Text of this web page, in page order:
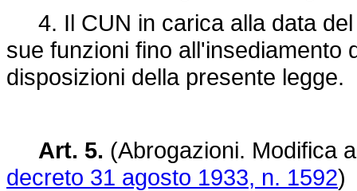
4. Il CUN in carica alla data del
sue funzioni fino all'insediamento
disposizioni della presente legge.
Art. 5. (Abrogazioni. Modifica
decreto 31 agosto 1933, n. 1592)